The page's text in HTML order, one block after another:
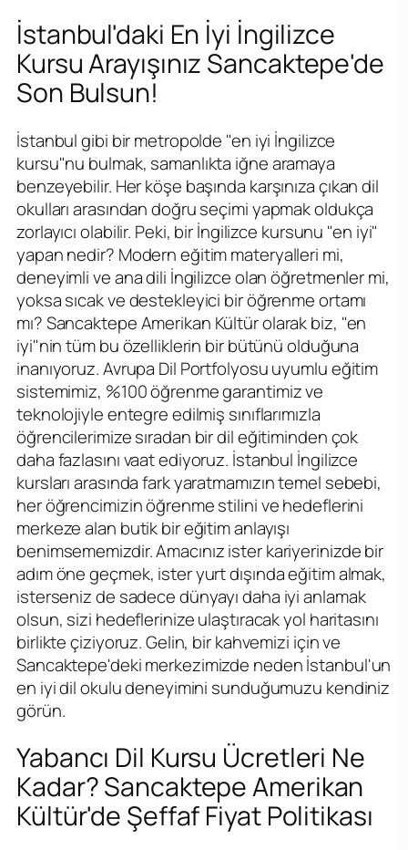
İstanbul'daki En İyi İngilizce
Kursu Arayışınız Sancaktepe'de
Son Bulsun!
İstanbul gibi bir metropolde "en iyi İngilizce
kursu"nu bulmak, samanlıkta iğne aramaya
benzeyebilir. Her köşe başında karşınıza çıkan dil
okulları arasından doğru seçimi yapmak oldukça
zorlayıcı olabilir. Peki, bir İngilizce kursunu "en iyi"
yapan nedir? Modern eğitim materyalleri mi,
deneyimli ve ana dili İngilizce olan öğretmenler mi,
yoksa sıcak ve destekleyici bir öğrenme ortamı
mı? Sancaktepe Amerikan Kültür olarak biz, "en
iyi"nin tüm bu özelliklerin bir bütünü olduğuna
inanıyoruz. Avrupa Dil Portfolyosu uyumlu eğitim
sistemimiz, %100 öğrenme garantimiz ve
teknolojiyle entegre edilmiş sınıflarımızla
öğrencilerimize sıradan bir dil eğitiminden çok
daha fazlasını vaat ediyoruz. İstanbul İngilizce
kursları arasında fark yaratmamızın temel sebebi,
her öğrencimizin öğrenme stilini ve hedeflerini
merkeze alan butik bir eğitim anlayışı
benimsememizdir. Amacınız ister kariyerinizde bir
adım öne geçmek, ister yurt dışında eğitim almak,
isterseniz de sadece dünyayı daha iyi anlamak
olsun, sizi hedeflerinize ulaştıracak yol haritasını
birlikte çiziyoruz. Gelin, bir kahvemizi için ve
Sancaktepe'deki merkezimizde neden İstanbul'un
en iyi dil okulu deneyimini sunduğumuzu kendiniz
görün.
Yabancı Dil Kursu Ücretleri Ne
Kadar? Sancaktepe Amerikan
Kültür'de Şeffaf Fiyat Politikası